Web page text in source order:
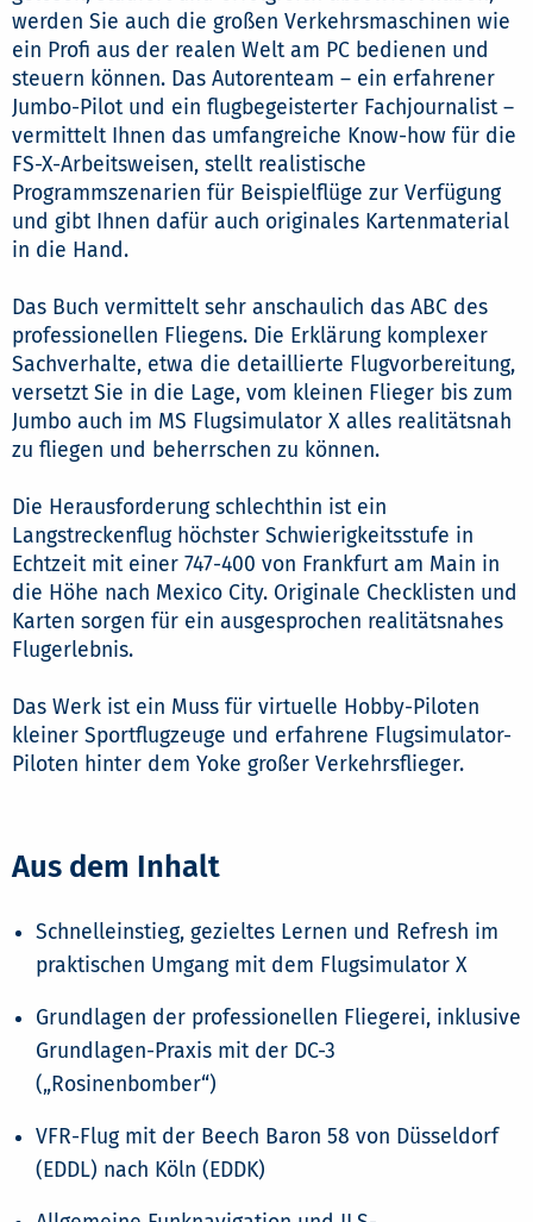
werden Sie auch die großen Verkehrsmaschinen wie
ein Profi aus der realen Welt am PC bedienen und
steuern können. Das Autorenteam – ein erfahrener
Jumbo-Pilot und ein flugbegeisterter Fachjournalist –
vermittelt Ihnen das umfangreiche Know-how für die
FS-X-Arbeitsweisen, stellt realistische
Programmszenarien für Beispielflüge zur Verfügung
und gibt Ihnen dafür auch originales Kartenmaterial
in die Hand.
Das Buch vermittelt sehr anschaulich das ABC des
professionellen Fliegens. Die Erklärung komplexer
Sachverhalte, etwa die detaillierte Flugvorbereitung,
versetzt Sie in die Lage, vom kleinen Flieger bis zum
Jumbo auch im MS Flugsimulator X alles realitätsnah
zu fliegen und beherrschen zu können.
Die Herausforderung schlechthin ist ein
Langstreckenflug höchster Schwierigkeitsstufe in
Echtzeit mit einer 747-400 von Frankfurt am Main in
die Höhe nach Mexico City. Originale Checklisten und
Karten sorgen für ein ausgesprochen realitätsnahes
Flugerlebnis.
Das Werk ist ein Muss für virtuelle Hobby-Piloten
kleiner Sportflugzeuge und erfahrene Flugsimulator-
Piloten hinter dem Yoke großer Verkehrsflieger.
Aus dem Inhalt
Schnelleinstieg, gezieltes Lernen und Refresh im
praktischen Umgang mit dem Flugsimulator X
Grundlagen der professionellen Fliegerei, inklusive
Grundlagen-Praxis mit der DC-3
(„Rosinenbomber“)
VFR-Flug mit der Beech Baron 58 von Düsseldorf
(EDDL) nach Köln (EDDK)